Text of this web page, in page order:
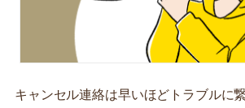
キャンセル連絡は早いほどトラブルに